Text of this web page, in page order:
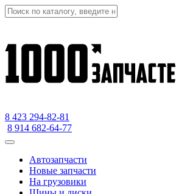
8 423 294-82-81
8 914 682-64-77
Автозапчасти
Новые запчасти
На грузовики